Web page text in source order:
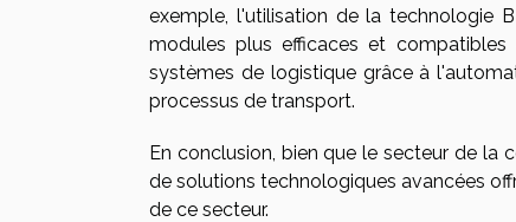
exemple, l'utilisation de la technologie
modules plus efficaces et compatibles
systèmes de logistique grâce à
processus de transport.
En conclusion, bien que le secteur de la
de solutions technologiques avancées
de ce secteur.